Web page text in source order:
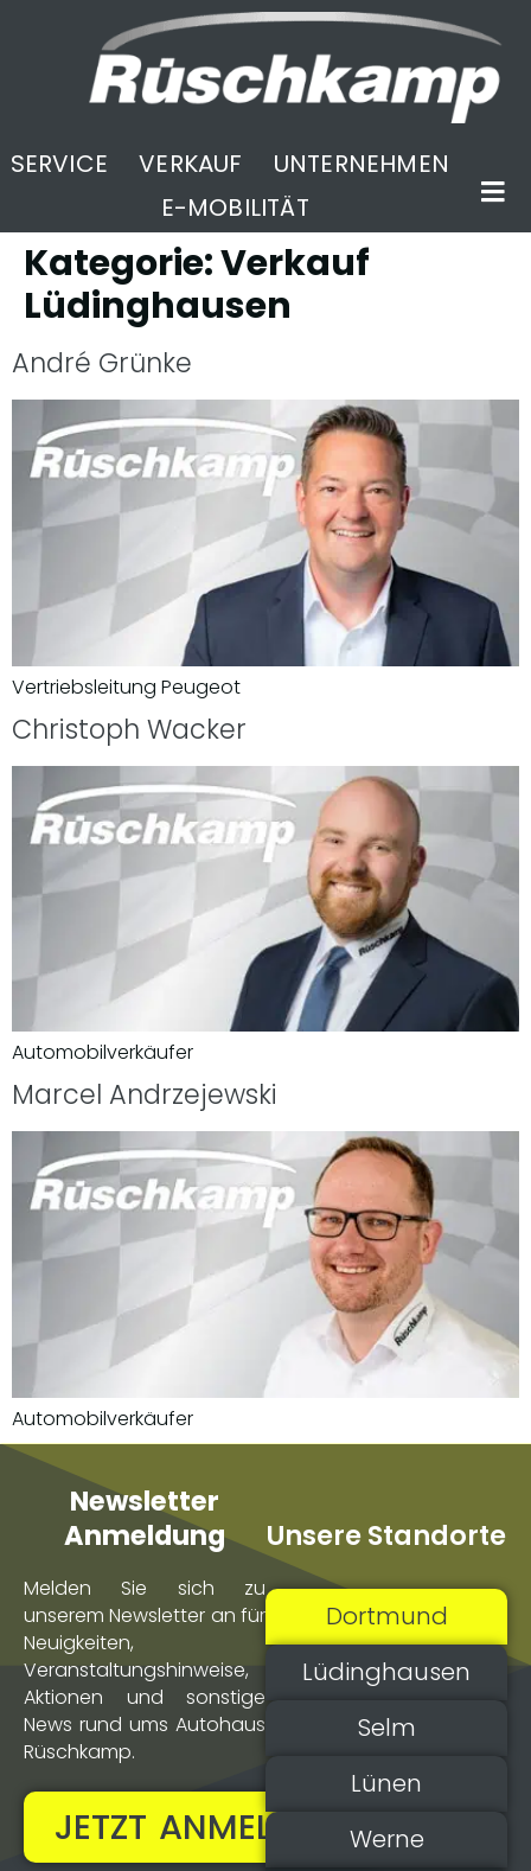
SERVICE VERKAUF
UNTERNEHMEN
E-MOBILITÄT
Kategorie:Verkauf
Lüdinghausen
André Grünke
Vertriebsleitung Peugeot
Christoph Wacker
Automobilverkäufer
Marcel Andrzejewski
Automobilverkäufer
Newsletter
Anmeldung
Melden Sie sich zu
unserem Newsletter an für
Neuigkeiten,
Veranstaltungs­hinweise,
Aktionen und sonstige
News rund ums Autohaus
Rüschkamp.
JETZT ANMELDEN!
Unsere Standorte
Dortmund
Lüdinghausen
Selm
Lünen
Werne